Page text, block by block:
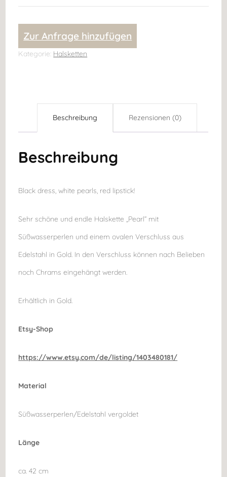
"LUXURY"
mit
ovalem
gold
Zur Anfrage hinzufügen
Kategorie: Halsketten
Beschreibung Rezensionen (0)
Beschreibung
Black dress, white pearls, red lipstick!
Sehr schöne und endle Halskette „Pearl“ mit
Süßwasserperlen und einem ovalen Verschluss aus
Edelstahl in Gold. In den Verschluss können nach Belieben
noch Chrams eingehängt werden.
Erhältlich in Gold.
Etsy-Shop
https://www.etsy.com/de/listing/1403480181/
Material
Süßwasserperlen/Edelstahl vergoldet
Länge
ca. 42 cm